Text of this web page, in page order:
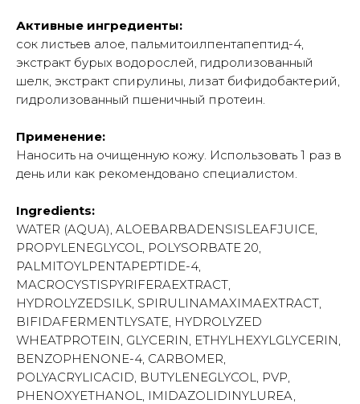
Активные ингредиенты:
сок листьев алое, пальмитоилпентапептид-4,
экстракт бурых водорослей, гидролизованный
шелк, экстракт спирулины, лизат бифидобактерий,
гидролизованный пшеничный протеин.
Применение:
Наносить на очищенную кожу. Использовать 1 раз в
день или как рекомендовано специалистом.
Ingredients:
WATER (AQUA), ALOEBARBADENSISLEAFJUICE,
PROPYLENEGLYCOL, POLYSORBATE 20,
PALMITOYLPENTAPEPTIDE-4,
MACROCYSTISPYRIFERAEXTRACT,
HYDROLYZEDSILK, SPIRULINAMAXIMAEXTRACT,
BIFIDAFERMENTLYSATE, HYDROLYZED
WHEATPROTEIN, GLYCERIN, ETHYLHEXYLGLYCERIN,
BENZOPHENONE-4, CARBOMER,
POLYACRYLICACID, BUTYLENEGLYCOL, PVP,
PHENOXYETHANOL, IMIDAZOLIDINYLUREA,